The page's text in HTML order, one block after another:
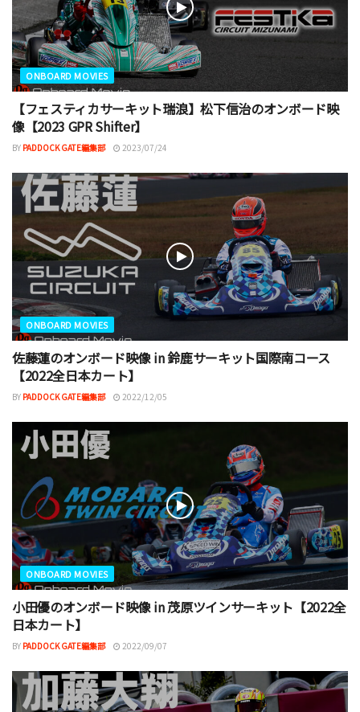
ONBOARD MOVIES
【フェスティカサーキット瑞浪】松下信治のオンボード映
像【2023 GPR Shifter】
BY PADDOCK GATE編集部 2023/07/24
ONBOARD MOVIES
佐藤蓮のオンボード映像 in 鈴鹿サーキット国際南コース
【2022全日本カート】
BY PADDOCK GATE編集部 2022/12/05
ONBOARD MOVIES
小田優のオンボード映像 in 茂原ツインサーキット【2022全
日本カート】
BY PADDOCK GATE編集部 2022/09/07